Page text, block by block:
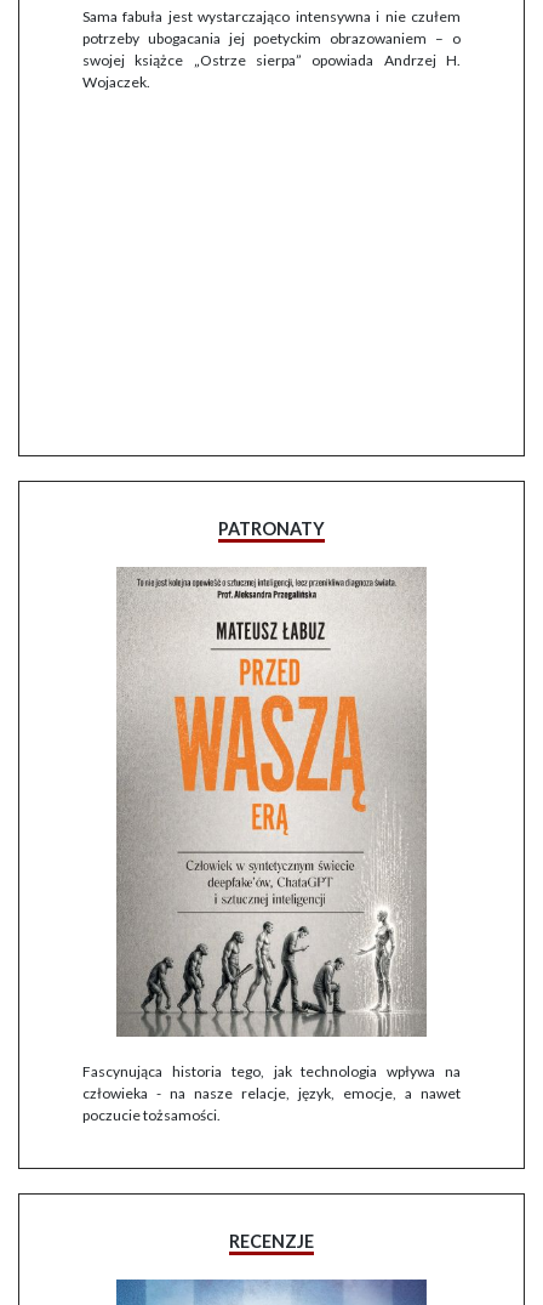
Sama fabuła jest wystarczająco intensywna i nie czułem
potrzeby ubogacania jej poetyckim obrazowaniem – o
swojej książce „Ostrze sierpa” opowiada Andrzej H.
Wojaczek.
PATRONATY
Fascynująca historia tego, jak technologia wpływa na
człowieka - na nasze relacje, język, emocje, a nawet
poczucie tożsamości.
RECENZJE